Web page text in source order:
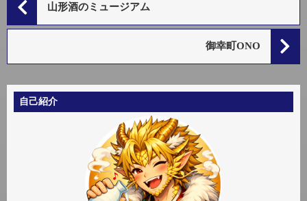
山形酒のミュージアム
御幸町ONO
自己紹介